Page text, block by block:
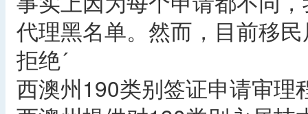
代理黑名单。然而，目前移
拒绝´
西澳州190类别签证申请审理